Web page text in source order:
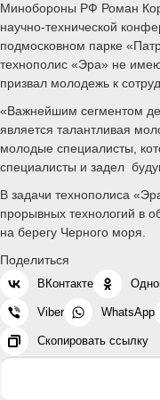
Минобороны РФ Роман
научно-технической
подмосковном парке
технополис «Эра» не
призвал молодежь к
«Важнейшим сегментом
является талантливая
молодые специалисты,
специалисты и задел
В задачи технополиса
прорывных технологий в
на берегу Черного моря.
Поделиться
ВКонтакте
Viber WhatsApp
Скопировать ссылку